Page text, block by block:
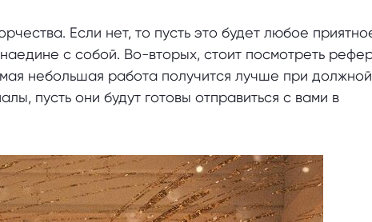
Если нет, то пусть это будет любое
с собой. Во-вторых, стоит посмотреть
небольшая работа получится лучше при должной
пусть они будут готовы отправиться с вами в